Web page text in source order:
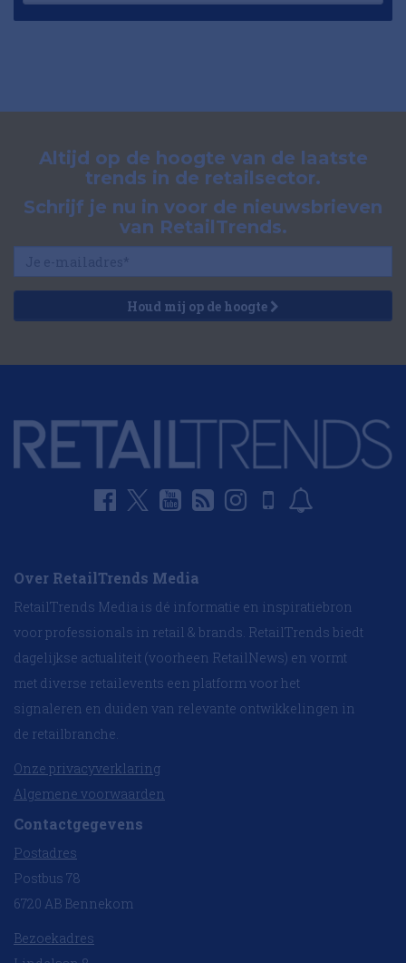
Altijd op de hoogte van de laatste
trends in de retailsector.
Schrijf je nu in voor de nieuwsbrieven
van RetailTrends.
Houd mij op de hoogte
Over RetailTrends Media
RetailTrends Media is dé informatie en inspiratiebron
voor professionals in retail & brands. RetailTrends biedt
dagelijkse actualiteit (voorheen RetailNews) en vormt
met diverse retailevents een platform voor het
signaleren en duiden van relevante ontwikkelingen in
de retailbranche.
Onze privacyverklaring
Algemene voorwaarden
Contactgegevens
Postadres
Postbus 78
6720 AB Bennekom
Bezoekadres